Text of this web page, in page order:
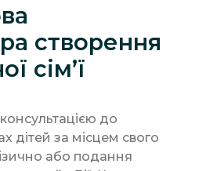
створення
сім’ї
до
дітей за місцем свого
або подання